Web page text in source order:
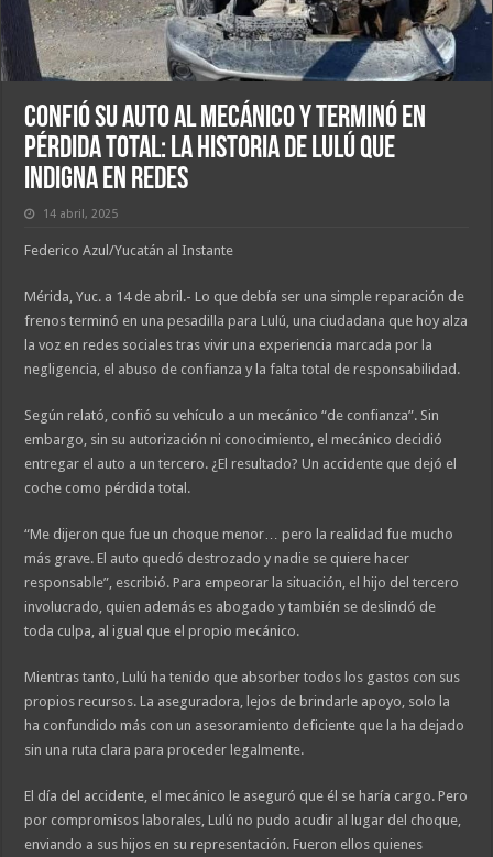
Confió su auto al mecánico y terminó en
pérdida total: la historia de Lulú que
indigna en redes
14 abril, 2025
Federico Azul/Yucatán al Instante
Mérida, Yuc. a 14 de abril.- Lo que debía ser una simple reparación de
frenos terminó en una pesadilla para Lulú, una ciudadana que hoy alza
la voz en redes sociales tras vivir una experiencia marcada por la
negligencia, el abuso de confianza y la falta total de responsabilidad.
Según relató, confió su vehículo a un mecánico “de confianza”. Sin
embargo, sin su autorización ni conocimiento, el mecánico decidió
entregar el auto a un tercero. ¿El resultado? Un accidente que dejó el
coche como pérdida total.
“Me dijeron que fue un choque menor… pero la realidad fue mucho
más grave. El auto quedó destrozado y nadie se quiere hacer
responsable”, escribió. Para empeorar la situación, el hijo del tercero
involucrado, quien además es abogado y también se deslindó de
toda culpa, al igual que el propio mecánico.
Mientras tanto, Lulú ha tenido que absorber todos los gastos con sus
propios recursos. La aseguradora, lejos de brindarle apoyo, solo la
ha confundido más con un asesoramiento deficiente que la ha dejado
sin una ruta clara para proceder legalmente.
El día del accidente, el mecánico le aseguró que él se haría cargo. Pero
por compromisos laborales, Lulú no pudo acudir al lugar del choque,
enviando a sus hijos en su representación. Fueron ellos quienes